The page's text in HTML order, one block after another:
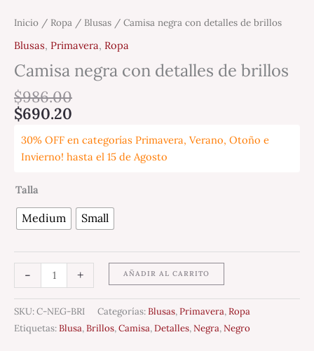
Inicio / Ropa / Blusas / Camisa negra con detalles de brillos
Blusas, Primavera, Ropa
Camisa negra con detalles de brillos
$986.00
$690.20
30% OFF en categorías Primavera, Verano, Otoño e
Invierno! hasta el 15 de Agosto
Talla
Medium Small
- + AÑADIR AL CARRITO
SKU:C-NEG-BRI Categorías:Blusas,Primavera,Ropa
Etiquetas:Blusa,Brillos,Camisa,Detalles,Negra,Negro